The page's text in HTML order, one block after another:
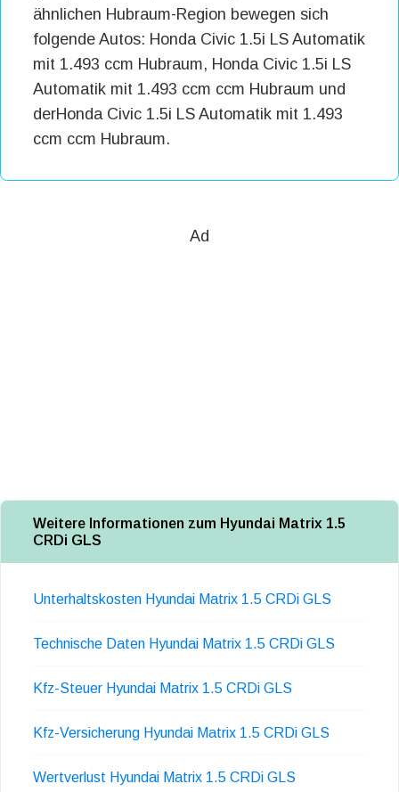
ähnlichen Hubraum-Region bewegen sich
folgende Autos: Honda Civic 1.5i LS Automatik
mit 1.493 ccm Hubraum, Honda Civic 1.5i LS
Automatik mit 1.493 ccm ccm Hubraum und
derHonda Civic 1.5i LS Automatik mit 1.493
ccm ccm Hubraum.
Ad
Weitere Informationen zum Hyundai Matrix 1.5
CRDi GLS
Unterhaltskosten Hyundai Matrix 1.5 CRDi GLS
Technische Daten Hyundai Matrix 1.5 CRDi GLS
Kfz-Steuer Hyundai Matrix 1.5 CRDi GLS
Kfz-Versicherung Hyundai Matrix 1.5 CRDi GLS
Wertverlust Hyundai Matrix 1.5 CRDi GLS